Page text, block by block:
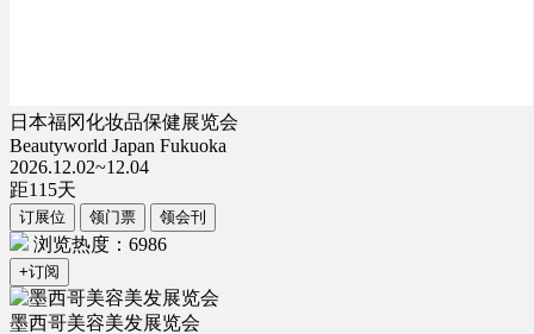
日本福冈化妆品保健展览会
Beautyworld Japan Fukuoka
2026.12.02~12.04
距115天
订展位 领门票 领会刊
浏览热度：6986
+订阅
墨西哥美容美发展览会